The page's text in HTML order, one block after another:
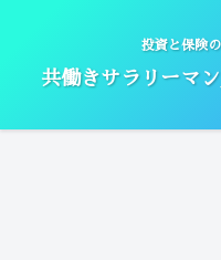
投資と保険
共働きサラリーマ